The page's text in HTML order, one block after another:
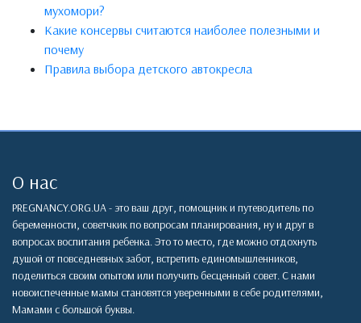
мухомори?
Какие консервы считаются наиболее полезными и
почему
Правила выбора детского автокресла
О нас
PREGNANCY.ORG.UA - это ваш друг, помощник и путеводитель по
беременности, советчкик по вопросам планирования, ну и друг в
вопросах воспитания ребенка. Это то место, где можно отдохнуть
душой от повседневных забот, встретить единомышленников,
поделиться своим опытом или получить бесценный совет. С нами
новоиспеченные мамы становятся уверенными в себе родителями,
Мамами с большой буквы.